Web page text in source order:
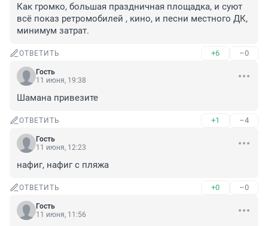
Как громко, большая праздничная площадка, и суют
всё показ ретромобилей , кино, и песни местного ДК,
минимум затрат.
ОТВЕТИТЬ +6 –0
Гость
11 июня, 19:38
Шамана привезите
ОТВЕТИТЬ +1 –4
Гость
11 июня, 12:23
нафиг, нафиг с пляжа
ОТВЕТИТЬ +0 –0
Гость
11 июня, 11:56